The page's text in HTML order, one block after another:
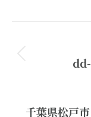
千葉県松戸